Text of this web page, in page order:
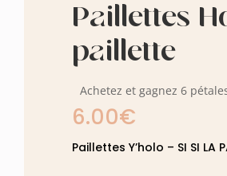
Paillettes
paillette
Achetez et gagnez 6
6.00€
Paillettes Y’holo – SI SI LA